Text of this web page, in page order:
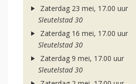
Zaterdag 23 mei, 17.00 uur
Sleutelstad 30
Zaterdag 16 mei, 17.00 uur
Sleutelstad 30
Zaterdag 9 mei, 17.00 uur
Sleutelstad 30